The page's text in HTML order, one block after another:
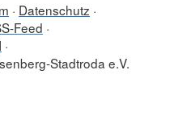
Datenschutz
Feed
Stadtroda e.V.